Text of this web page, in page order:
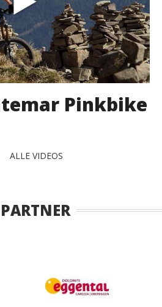
Pinkbike
ALLE VIDEOS